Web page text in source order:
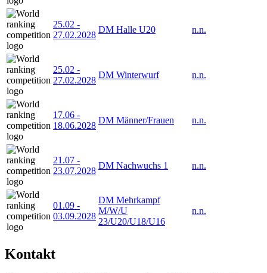
25.02 -
27.02.2028
DM Halle U20 n.n.
25.02 -
27.02.2028
DM Winterwurf n.n.
17.06 -
18.06.2028
DM Männer/Frauen n.n.
21.07 -
23.07.2028
DM Nachwuchs 1 n.n.
01.09 -
03.09.2028
DM Mehrkampf
M/W/U
23/U20/U18/U16
n.n.
Kontakt